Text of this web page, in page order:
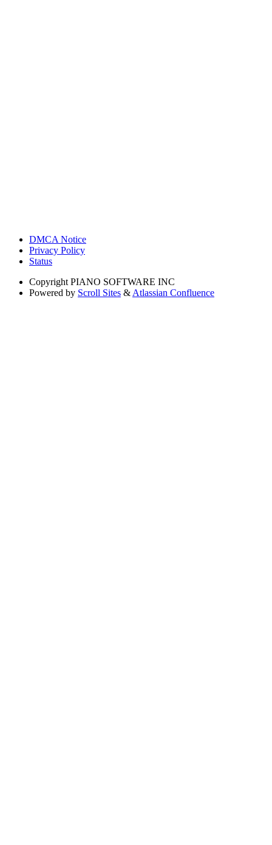
DMCA Notice
Privacy Policy
Status
Copyright PIANO SOFTWARE INC
Powered by Scroll Sites & Atlassian Confluence